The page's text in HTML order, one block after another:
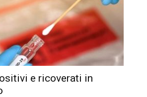
e ricoverati in